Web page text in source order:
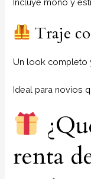
Incluye moño y
Traje
Un look completo
Ideal para novios
renta